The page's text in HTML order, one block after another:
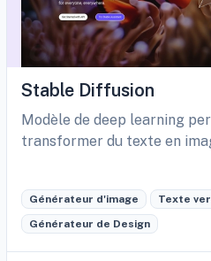
Stable Diffusion
Modèle de deep learning
transformer du texte en
Générateur d'image Texte
Générateur de Design